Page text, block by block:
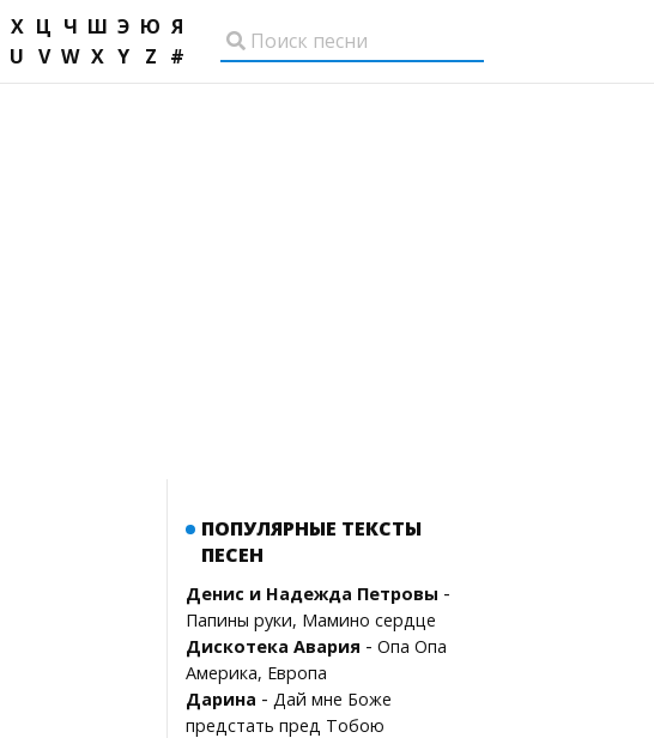
Х Ц Ч Ш Э Ю Я
U V W X Y Z #
ПОПУЛЯРНЫЕ ТЕКСТЫ
ПЕСЕН
Денис и Надежда Петровы -
Папины руки, Мамино сердце
Дискотека Авария - Опа Опа
Америка, Европа
Дарина - Дай мне Боже
предстать пред Тобою